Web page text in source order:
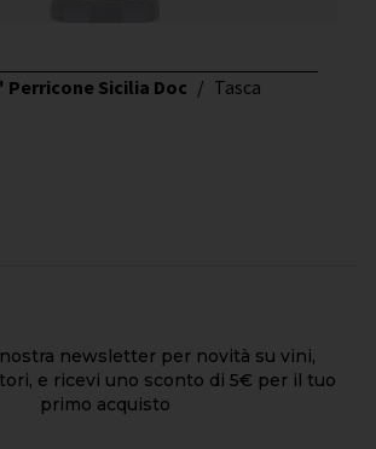
Sicilia Doc / Tasca
newsletter per novità su vini,
e ricevi uno sconto di 5€ per il tuo
primo acquisto